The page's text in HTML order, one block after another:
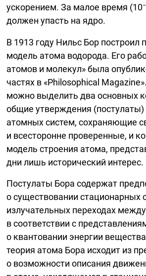
ускорением. За малое время (10
должен упасть на ядро.
В 1913 году Нильс Бор построил
модель атома водорода. Его
атомов и молекул» была
частях в «Philosophical
можно выделить два основных
общие утверждения (постулаты)
атомных систем, сохраняющие
и всесторонне проверенные, и
модель строения атома,
дни лишь исторический интерес.
Постулаты Бора содержат
о существовании стационарных
излучательных переходах
в соответствии с
о квантовании энергии
теория атома Бора исходит из
о возможности описания